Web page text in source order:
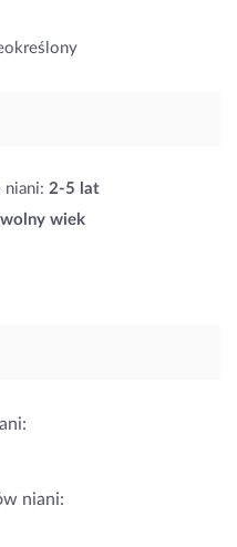
niani: 2-5 lat
wiek
niani: